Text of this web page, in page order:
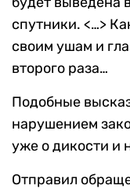
спутники. <…>
своим ушам и
второго раза…
Подобные
нарушением
уже о дикости и
Отправил